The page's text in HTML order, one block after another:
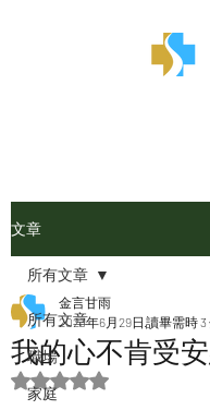
文章
所有文章
職場
家庭
所有文章
我的心不肯受安
金言甘雨
2023年6月29日 讀畢需時 3
評等為 NaN（最高為